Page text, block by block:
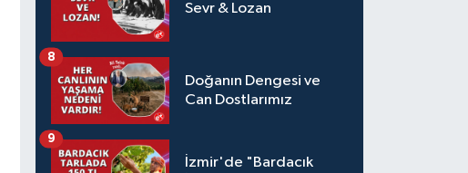
Sevr & Lozan
Doğanın Dengesi ve
Can Dostlarımız
8
İzmir'de "Bardacık
9